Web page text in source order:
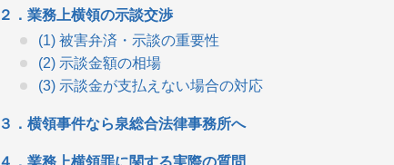
２．業務上横領の示談交渉
(1) 被害弁済・示談の重要性
(2) 示談金額の相場
(3) 示談金が支払えない場合の対応
３．横領事件なら泉総合法律事務所へ